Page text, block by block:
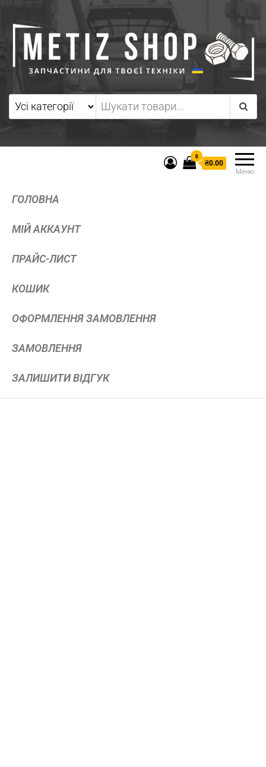
Меню
0
₴0.00
ГОЛОВНА
МІЙ АККАУНТ
ПРАЙС-ЛИСТ
КОШИК
ОФОРМЛЕННЯ ЗАМОВЛЕННЯ
ЗАМОВЛЕННЯ
ЗАЛИШИТИ ВІДГУК